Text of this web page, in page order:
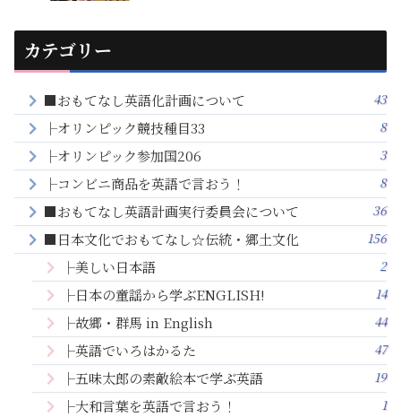
カテゴリー
■おもてなし英語化計画について 43
├オリンピック競技種目33 8
├オリンピック参加国206 3
├コンビニ商品を英語で言おう！ 8
■おもてなし英語計画実行委員会について 36
■日本文化でおもてなし☆伝統・郷土文化 156
├美しい日本語 2
├日本の童謡から学ぶENGLISH! 14
├故郷・群馬 in English 44
├英語でいろはかるた 47
├五味太郎の素敵絵本で学ぶ英語 19
├大和言葉を英語で言おう！ 1